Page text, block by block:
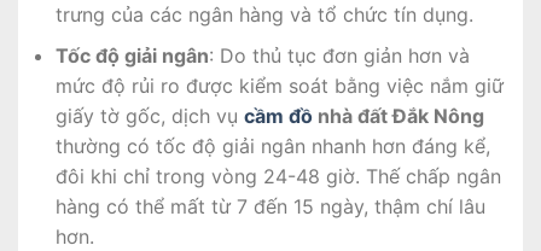
trưng của các ngân hàng và tổ chức tín dụng.
Tốc độ giải ngân: Do thủ tục đơn giản hơn và
mức độ rủi ro được kiểm soát bằng việc nắm giữ
giấy tờ gốc, dịch vụ cầm đồnhà đất Đắk Nông
thường có tốc độ giải ngân nhanh hơn đáng kể,
đôi khi chỉ trong vòng 24-48 giờ. Thế chấp ngân
hàng có thể mất từ 7 đến 15 ngày, thậm chí lâu
hơn.